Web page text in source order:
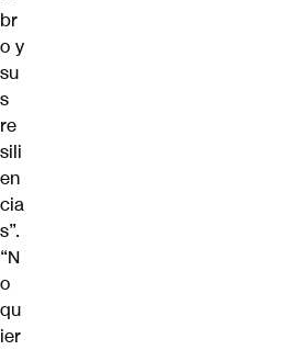
br
o y
su
s
re
sili
en
cia
s”.
“N
o
qu
ier